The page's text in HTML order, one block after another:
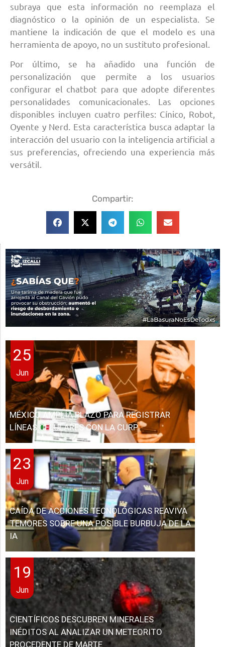
subraya que esta información no reemplaza el
diagnóstico o la opinión de un especialista. Se
mantiene la indicación de que el modelo es una
herramienta de apoyo, no un sustituto profesional.
Por último, se ha añadido una función de
personalización que permite a los usuarios
configurar el chatbot para que adopte diferentes
personalidades comunicacionales. Las opciones
disponibles incluyen cuatro perfiles: Cínico, Robot,
Oyente y Nerd. Esta característica busca adaptar la
interacción del usuario con la inteligencia artificial a
sus preferencias, ofreciendo una experiencia más
versátil.
Compartir:
25
Jun
MÉXICO AMPLÍA PLAZO PARA REGISTRAR
LÍNEAS CELULARES CON LA CURP
23
Jun
CAÍDA DE ACCIONES TECNOLÓGICAS REAVIVA
TEMORES SOBRE UNA POSIBLE BURBUJA DE LA
IA
19
Jun
CIENTÍFICOS DESCUBREN MINERALES
INÉDITOS AL ANALIZAR UN METEORITO
PROCEDENTE DE MARTE